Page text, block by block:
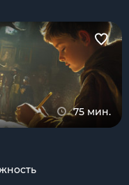
75 мин.